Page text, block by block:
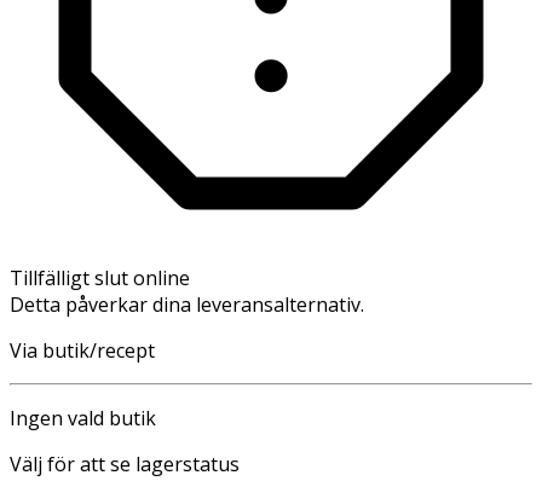
Tillfälligt slut online
Detta påverkar dina leveransalternativ.
Via butik/recept
Ingen vald butik
Välj för att se lagerstatus